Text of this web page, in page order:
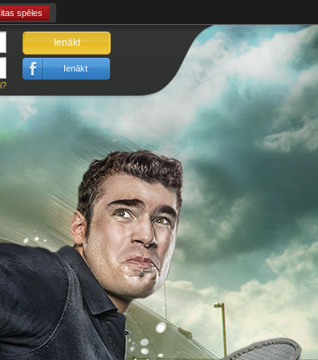
spēles
Ienākt
Ienākt